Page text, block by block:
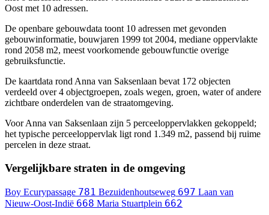
Oost met 10 adressen.
De openbare gebouwdata toont 10 adressen met gevonden
gebouwinformatie, bouwjaren 1999 tot 2004, mediane oppervlakte
rond 2058 m2, meest voorkomende gebouwfunctie overige
gebruiksfunctie.
De kaartdata rond Anna van Saksenlaan bevat 172 objecten
verdeeld over 4 objectgroepen, zoals wegen, groen, water of andere
zichtbare onderdelen van de straatomgeving.
Voor Anna van Saksenlaan zijn 5 perceeloppervlakken gekoppeld;
het typische perceeloppervlak ligt rond 1.349 m2, passend bij ruime
percelen in deze straat.
Vergelijkbare straten in de omgeving
Boy Ecurypassage 781 Bezuidenhoutseweg 697 Laan van
Nieuw-Oost-Indië 668 Maria Stuartplein 662